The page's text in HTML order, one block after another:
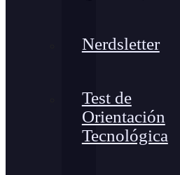
Nerdsletter
Test de
Orientación
Tecnológica